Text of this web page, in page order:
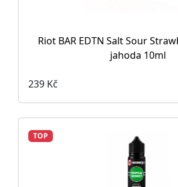
Riot BAR EDTN Salt Sour
jahoda 10ml
239 Kč
TOP